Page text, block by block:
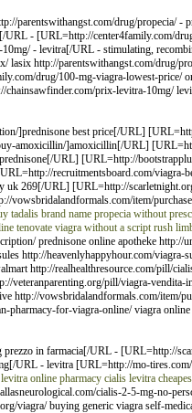
parentswithangst.com/drug/propecia/ -
- [URL=http://center4family.com/
- levitra[/URL - stimulating,
lasix http://parentswithangst.com/drug/
drug/100-mg-viagra-lowest-price/
prix-levitra-10mg/
]prednisone best price[/URL]
amoxicillin/]amoxicillin[/URL]
URL] [URL=http://
recruitmentsboard.com/viagra-
uk 269[/URL] [URL=http://
item/
tadalis brand name propecia without
tenovate viagra without a script rush
prednisone online apotheke http://
http://heavenlyhappyhour.com/viagra-
http://realhealthresource.com/pill/
veteranparenting.org/pill/viagra-
http://vowsbridalandformals.com/item/
pharmacy-for-viagra-online/ viagra online
prezzo in farmacia[/URL - [URL=http://
URL - levitra [URL=http://mo-
levitra online pharmacy cialis levitra
cialis-2-5-mg-no-
viagra/ buying generic viagra self-